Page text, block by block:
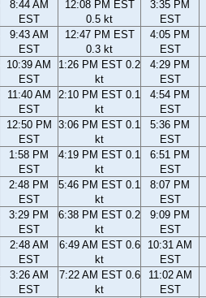
8:44 AM
EST
12:08 PM EST
0.5 kt
3:35 PM
EST
9:43 AM
EST
12:47 PM EST
0.3 kt
4:05 PM
EST
10:39 AM
EST
1:26 PM EST 0.2
kt
4:29 PM
EST
11:40 AM
EST
2:10 PM EST 0.1
kt
4:54 PM
EST
12:50 PM
EST
3:06 PM EST 0.1
kt
5:36 PM
EST
1:58 PM
EST
4:19 PM EST 0.1
kt
6:51 PM
EST
2:48 PM
EST
5:46 PM EST 0.1
kt
8:07 PM
EST
3:29 PM
EST
6:38 PM EST 0.2
kt
9:09 PM
EST
2:48 AM
EST
6:49 AM EST 0.6
kt
10:31 AM
EST
3:26 AM
EST
7:22 AM EST 0.6
kt
11:02 AM
EST